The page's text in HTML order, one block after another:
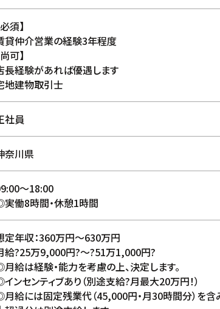
須】
貸仲介営業の経験3年程度
可】
長経験があれば優遇します
地建物取引士
社員
奈川県
〜18:00
働8時間・休憩1時間
定年収：360万円〜630万円
給?25万9,000円?〜?51万1,000円?
給は経験・能力を考慮の上、決定します。
ンセンティブあり（別途支給?月最大20万円！）
給には固定残業代（45,000円・月30時間分）を含